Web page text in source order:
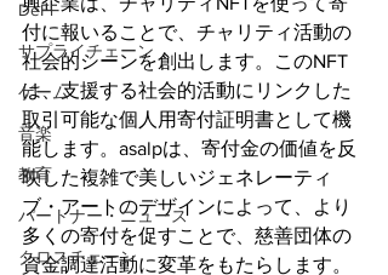
DeFi
サプライチェーン
ゲーム
音楽
教育
パートナー・ニュース
クロスチェーン
付に報いることで、チャリティ活動の
社会的シーンを創出します。このNFT
は、支援する社会的活動にリンクした
取引可能な個人用寄付証明書として機
能します。asalpは、寄付金の価値を反
映した複雑で美しいジェネレーティ
ブ・アートのデザインによって、より
多くの寄付を促すことで、慈善団体の
資金調達活動に変革をもたらします。